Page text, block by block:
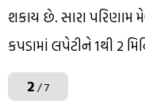
શકાય છે. સારા
કપડામાં લપેટીને 1થી 2
2/ 7